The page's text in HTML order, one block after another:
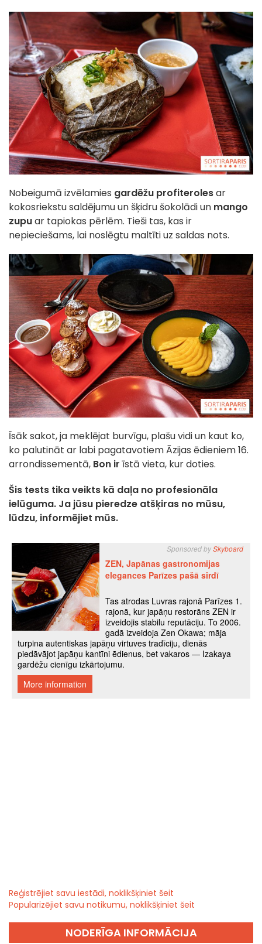
Nobeigumā izvēlamies gardēžu profiterolesar
kokosriekstu saldējumu un šķidru šokolādi un mango
zupuar tapiokas pērlēm. Tieši tas, kas ir
nepieciešams, lai noslēgtu maltīti uz saldas nots.
Īsāk sakot, ja meklējat burvīgu, plašu vidi un kaut ko,
ko palutināt ar labi pagatavotiem Āzijas ēdieniem 16.
arrondissementā, Bon irīstā vieta, kur doties.
Šis tests tika veikts kā daļa no profesionāla
ielūguma. Ja jūsu pieredze atšķiras no mūsu,
lūdzu, informējiet mūs.
Reģistrējiet savu iestādi, noklikšķiniet šeit
Popularizējiet savu notikumu, noklikšķiniet šeit
NODERĪGA INFORMĀCIJA